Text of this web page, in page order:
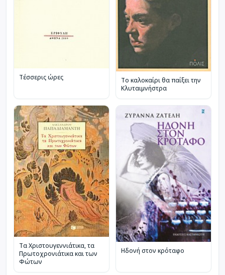
Τέσσερις ώρες
Το καλοκαίρι θα παίξει την
Κλυταιμνήστρα
Τα Χριστουγεννιάτικα, τα
Πρωτοχρονιάτικα και των
Φώτων
Ηδονή στον κρόταφο